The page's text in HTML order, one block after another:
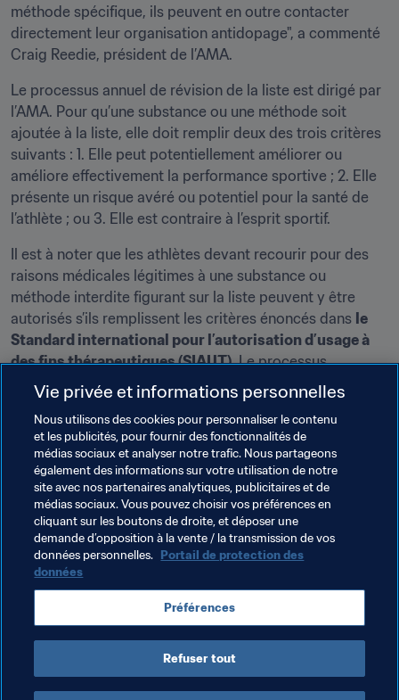
méthode spécifique, ils peuvent en outre contacter
directement leur organisation antidopage", a commenté
Craig Reedie, président de l’AMA.
Le processus annuel de révision de la liste est dirigé par
l’AMA. Pour qu’une substance ou une méthode soit
ajoutée à la liste, elle doit remplir deux des trois critères
suivants : 1. Elle peut potentiellement améliorer ou
améliore effectivement la performance sportive ; 2. Elle
présente un risque avéré ou potentiel pour la santé de
l’athlète ; ou 3. Elle est contraire à l’esprit sportif.
Il est à noter que les athlètes devant recourir pour des
raisons médicales légitimes à une substance ou
méthode interdite figurant sur la liste peuvent y être
autorisés s’ils remplissent les critères énoncés dans le
Standard international pour l’autorisation d’usage à
des fins thérapeutiques (SIAUT). Le processus
d’autorisation spéciale est largement accepté par les
athlètes, les médecins et les partenaires du mouvement
antidopage à l’échelle mondiale.
Pour en savoir plus sur les amendements à la liste 2017,
veuillez consulter le résumé des principaux changements
ainsi que les notes explicatives correspondantes pour
2018.
Thèmes en lien
Anti-Dopage
Vie privée et informations personnelles
Nous utilisons des cookies pour personnaliser le contenu
et les publicités, pour fournir des fonctionnalités de
médias sociaux et analyser notre trafic. Nous partageons
également des informations sur votre utilisation de notre
site avec nos partenaires analytiques, publicitaires et de
médias sociaux. Vous pouvez choisir vos préférences en
cliquant sur les boutons de droite, et déposer une
demande d’opposition à la vente / la transmission de vos
données personnelles. Portail de protection des
données
Préférences
Refuser tout